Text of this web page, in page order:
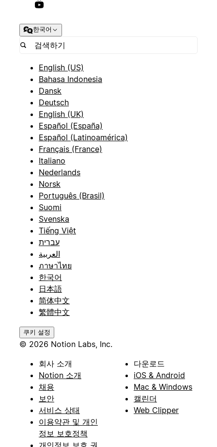
한국어
English (US)
Bahasa Indonesia
Dansk
Deutsch
English (UK)
Español (España)
Español (Latinoamérica)
Français (France)
Italiano
Nederlands
Norsk
Português (Brasil)
Suomi
Svenska
Tiếng Việt
עברית
العربية
ภาษาไทย
한국어
日本語
简体中文
繁體中文
쿠키 설정
© 2026 Notion Labs, Inc.
회사 소개
Notion 소개
채용
보안
서비스 상태
이용약관 및 개인
정보 보호정책
개인정보 보호 권
다운로드
iOS & Android
Mac & Windows
캘린더
Web Clipper